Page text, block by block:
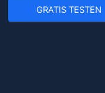
GRATIS TESTEN